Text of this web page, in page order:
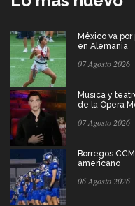
México va
en Alemania
07 Agosto 2026
Música y
de la Ópera
07 Agosto 2026
Borregos
americano
06 Agosto 2026